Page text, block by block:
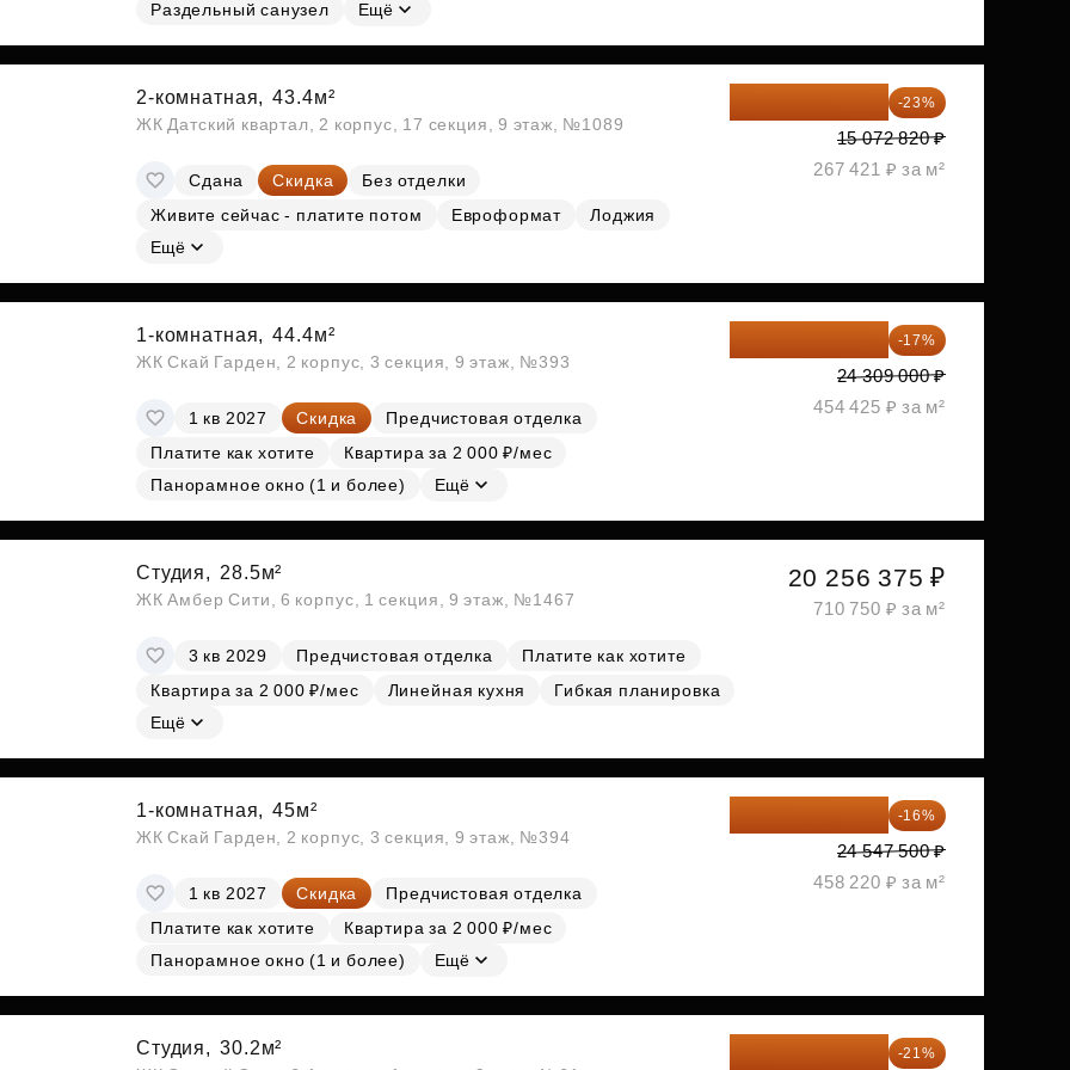
СубсидииРаздельный санузел
Ещё
2-комнатная, 43.4м²
ЖК Датский квартал, 2 корпус, 17 секция, 9 этаж, №1089
Сдана Скидка
Без отделки
Живите сейчас - платите потом
Евроформат
Лоджия
Ещё
-23%
15 072 820 ₽
267 421 ₽ за м²
1-комнатная, 44.4м²
ЖК Скай Гарден, 2 корпус, 3 секция, 9 этаж, №393
1 кв 2027 Скидка
Предчистовая отделка
Платите как хотите
Квартира за 2 000 ₽/мес
Панорамное окно (1 и более)
Ещё
-17%
24 309 000 ₽
454 425 ₽ за м²
Студия, 28.5м²
ЖК Амбер Сити, 6 корпус, 1 секция, 9 этаж, №1467
3 кв 2029 Предчистовая отделка
Платите как хотите
Квартира за 2 000 ₽/мес
Линейная кухня
Гибкая планировка
Ещё
20 256 375 ₽
710 750 ₽ за м²
1-комнатная, 45м²
ЖК Скай Гарден, 2 корпус, 3 секция, 9 этаж, №394
1 кв 2027 Скидка
Предчистовая отделка
Платите как хотите
Квартира за 2 000 ₽/мес
Панорамное окно (1 и более)
Ещё
-16%
24 547 500 ₽
458 220 ₽ за м²
Студия, 30.2м² -21%